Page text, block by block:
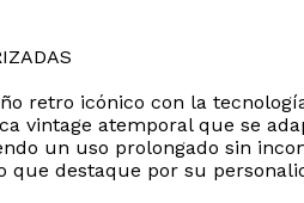
retro icónico con la
vintage atemporal que se
un uso prolongado sin
destaque por su